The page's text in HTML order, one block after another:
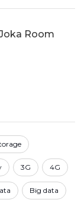
Room
3G 4G
Big data